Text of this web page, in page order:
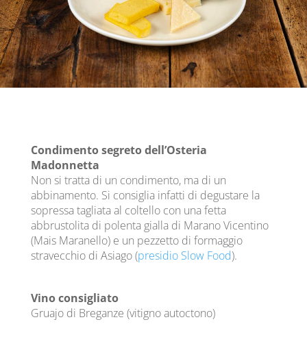
Condimento segreto dell’Osteria
Madonnetta
Non si tratta di un condimento, ma di un
abbinamento. Si consiglia infatti di degustare la
sopressa tagliata al coltello con una fetta
abbrustolita di polenta gialla di Marano Vicentino
(Mais Maranello) e un pezzetto di formaggio
stravecchio di Asiago (presidio Slow Food).
Vino consigliato
Gruajo di Breganze (vitigno autoctono)